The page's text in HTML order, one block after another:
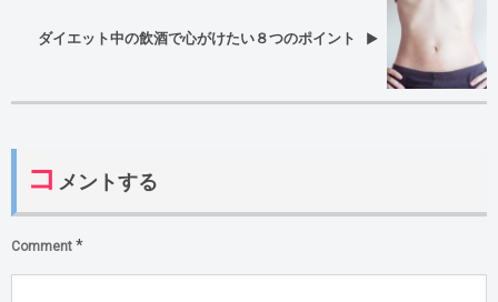
ダイエット中の飲酒で心がけたい８つのポイント
コ メントする
Comment *